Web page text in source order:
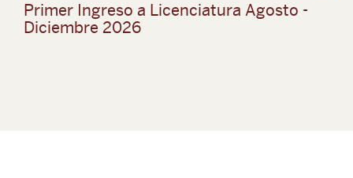
Primer Ingreso a Licenciatura Agosto -
Diciembre 2026